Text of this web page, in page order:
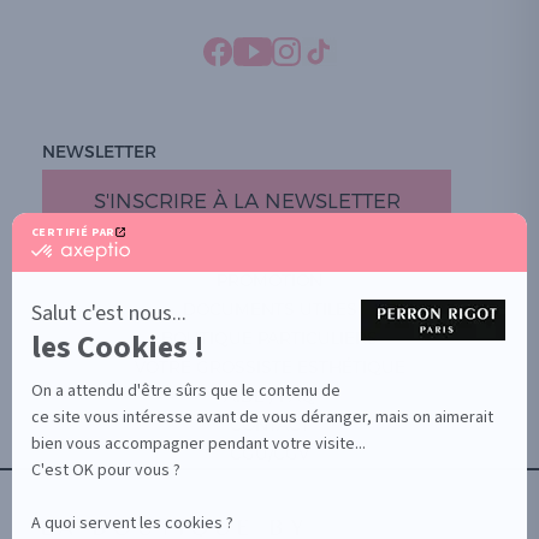
CERTIFIÉ PAR
certifié
En
savoir
plus
sur
Axeptio
Salut c'est nous...
les Cookies !
On a attendu d'être sûrs que le contenu de
ce site vous intéresse avant de vous déranger, mais on aimerait
bien vous accompagner pendant votre visite...
C'est OK pour vous ?
A quoi servent les cookies ?
NEWSLETTER
S'INSCRIRE À LA NEWSLETTER
BOUTIQUE PARTICULIERS
AIDE / FAQ
CONTACT
CGU/CGV